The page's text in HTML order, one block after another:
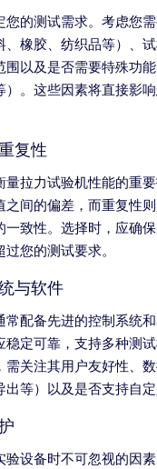
您的测试需求。考虑您
、橡胶、纺织品等）、
围以及是否需要特殊功
）。这些因素将直接影
复性
量拉力试验机性能的重
之间的偏差，而重复性
一致性。选择时，应确
您的测试要求。
与软件
常配备先进的控制系统
稳定可靠，支持多种测
需关注其用户友好性、
等）以及是否支持自定
验设备时不可忽视的因